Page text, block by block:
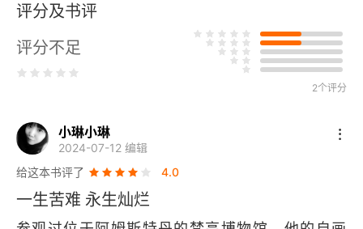
附录2：艺术图片版权声明
梵高的耳朵：一个真实的故事
序章
第一章 悬案重开
第二章 苦痛黑暗
评分及书评
评分不足
2个评分
小琳小琳
2024-07-12 编辑
给这本书评了
4.0
一生苦难 永生灿烂